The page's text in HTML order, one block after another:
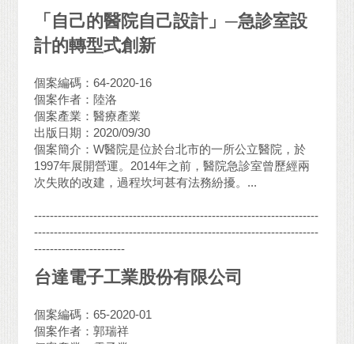
「自己的醫院自己設計」─急診室設
計的轉型式創新
個案編碼：64-2020-16
個案作者：陸洛
個案產業：醫療產業
出版日期：2020/09/30
個案簡介：W醫院是位於台北市的一所公立醫院，於
1997年展開營運。2014年之前，醫院急診室曾歷經兩
次失敗的改建，過程坎坷甚有法務紛擾。...
------------------------------------------------------------------------
------------------------------------------------------------------------
-----------------------
台達電子工業股份有限公司
個案編碼：65-2020-01
個案作者：郭瑞祥